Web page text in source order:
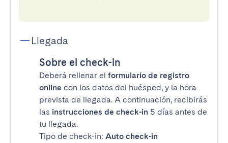
Llegada
Sobre el check-in
Deberá rellenar el formulario de registro
online con los datos del huésped, y la hora
prevista de llegada. A continuación, recibirás
las instrucciones de check-in 5 días antes de
tu llegada.
Tipo de check-in: Auto check-in